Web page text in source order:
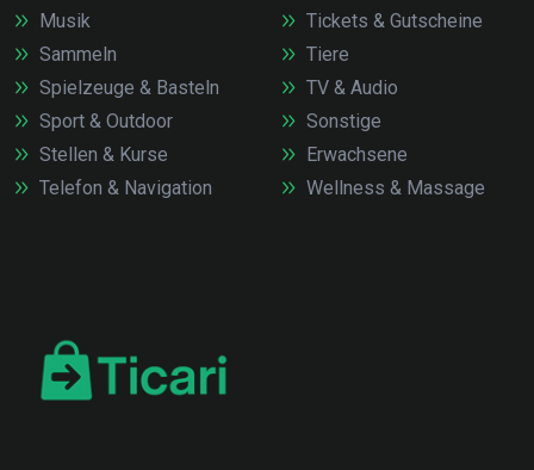
Musik
Sammeln
Spielzeuge & Basteln
Sport & Outdoor
Stellen & Kurse
Telefon & Navigation
Tickets & Gutscheine
Tiere
TV & Audio
Sonstige
Erwachsene
Wellness & Massage